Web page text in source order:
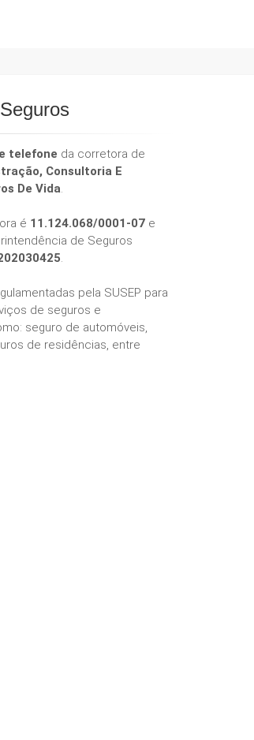
telefone da corretora de
Consultoria E
De Vida.
é 11.124.068/0001-07 e
de Seguros
.
pela SUSEP para
de seguros e
seguro de automóveis,
de residências, entre